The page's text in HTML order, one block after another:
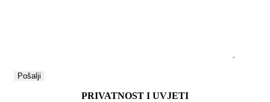
PRIVATNOST I UVJETI